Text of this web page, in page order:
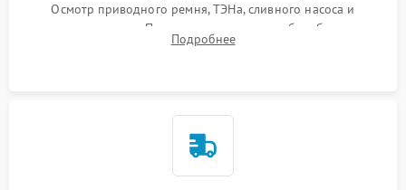
Осмотр приводного ремня, ТЭНа, сливного насоса и
амортизаторов. Проверка подшипников барабана и
крестовины на износ, а манжеты люка на разрывы.
Подробнее